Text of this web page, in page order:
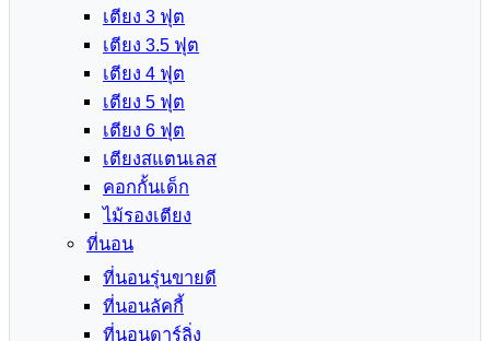
เตียง 3 ฟุต
เตียง 3.5 ฟุต
เตียง 4 ฟุต
เตียง 5 ฟุต
เตียง 6 ฟุต
เตียงสแตนเลส
คอกกั้นเด็ก
ไม้รองเตียง
ที่นอน
ที่นอนรุ่นขายดี
ที่นอนลัคกี้
ที่นอนดาร์ลิ่ง